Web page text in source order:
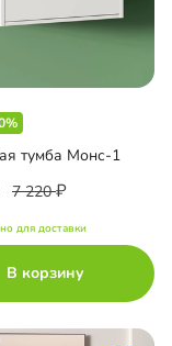
тумба Монс-1
7 220
для доставки
В корзину